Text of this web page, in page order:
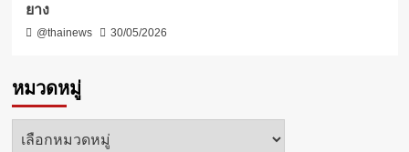
ยาง
@thainews 30/05/2026
หมวดหมู่
หมวด